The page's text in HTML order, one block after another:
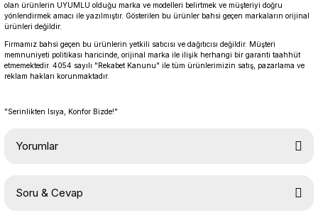
olan ürünlerin UYUMLU olduğu marka ve modelleri belirtmek ve müşteriyi doğru
yönlendirmek amacı ile yazılmıştır. Gösterilen bu ürünler bahsi geçen markaların orijinal
ürünleri değildir.
Firmamız bahsi geçen bu ürünlerin yetkili satıcısı ve dağıtıcısı değildir. Müşteri
memnuniyeti politikası haricinde, orijinal marka ile ilişik herhangi bir garanti taahhüt
etmemektedir. 4054 sayılı "Rekabet Kanunu" ile tüm ürünlerimizin satış, pazarlama ve
reklam hakları korunmaktadır.
"Serinlikten Isıya, Konfor Bizde!"
Yorumlar
Soru & Cevap